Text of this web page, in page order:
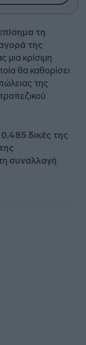
τη
της
μια κρίσιμη
θα καθορίσει
της
δικές της
συναλλαγή